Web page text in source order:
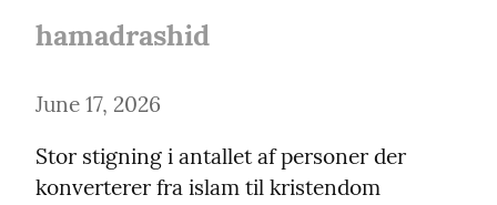
hamadrashid
June 17, 2026
Stor stigning i antallet af personer der
konverterer fra islam til kristendom